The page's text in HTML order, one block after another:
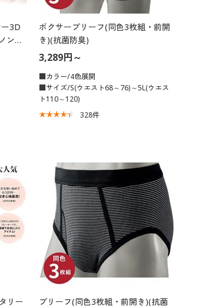
3D
ンワ
ード
ボクサーブリーフ(同色3枚組・前開
き)(抗菌防臭)
3,289円～
■カラー/4色展開
■サイズ/S(ウエスト68～76)～5L(ウエス
ト110～120)
328件
リー
ブリーフ(同色3枚組・前開き)(抗菌